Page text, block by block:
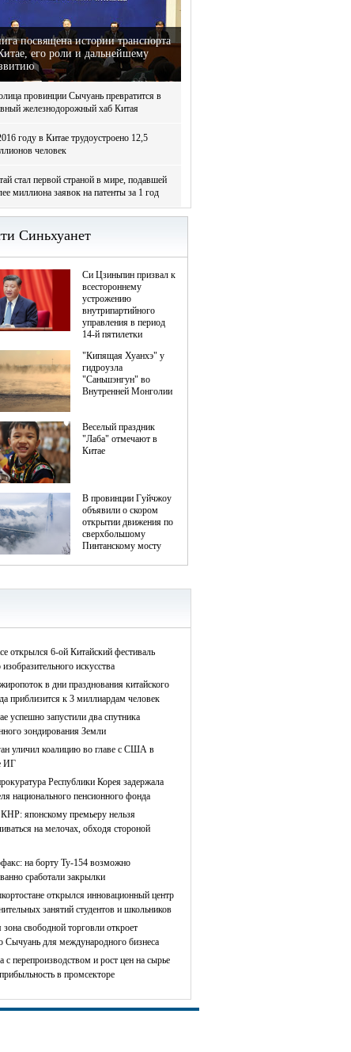
посвящена истории транспорта
его роли и дальнейшему
провинции Сычуань превратится в
железнодорожный хаб Китая
году в Китае трудоустроено 12,5
человек
стал первой страной в мире, подавшей
миллиона заявок на патенты за 1 год
открылся 6-ой Китайский фестиваль
изобразительного искусства
в дни празднования китайского
приблизится к 3 миллиардам человек
успешно запустили два спутника
зондирования Земли
уличил коалицию во главе с США в
ИГ
Республики Корея задержала
национального пенсионного фонда
японскому премьеру нельзя
на мелочах, обходя стороной
на борту Ту-154 возможно
сработали закрылки
открылся инновационный центр
занятий студентов и школьников
свободной торговли откроет
Сычуань для международного бизнеса
с перепроизводством и рост цен на сырье
в промсекторе